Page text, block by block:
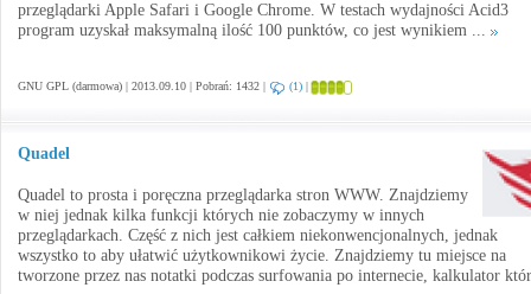
przeglądarki Apple Safari i Google Chrome. W testach wydajności Acid3
program uzyskał maksymalną ilość 100 punktów, co jest wynikiem ...
GNU GPL (darmowa) | 2013.09.10 | Pobrań: 1432 | (1) |
Quadel
Quadel to prosta i poręczna przeglądarka stron WWW. Znajdziemy
w niej jednak kilka funkcji których nie zobaczymy w innych
przeglądarkach. Część z nich jest całkiem niekonwencjonalnych, jednak
wszystko to aby ułatwić użytkownikowi życie. Znajdziemy tu miejsce na
tworzone przez nas notatki podczas surfowania po internecie, kalkulator